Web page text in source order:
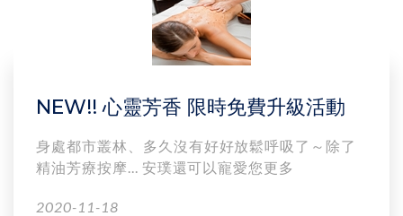
NEW!! 心靈芳香 限時免費升級活動
身處都市叢林、多久沒有好好放鬆呼吸了～除了
精油芳療按摩... 安璞還可以寵愛您更多
2020-11-18